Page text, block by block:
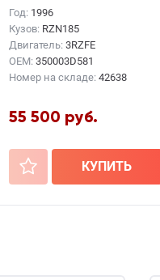
SURF1996г.
Год: 1996
Кузов: RZN185
Двигатель: 3RZFE
OEM: 350003D581
Номер на складе: 42638
55 500 руб.
+ КУПИТЬ